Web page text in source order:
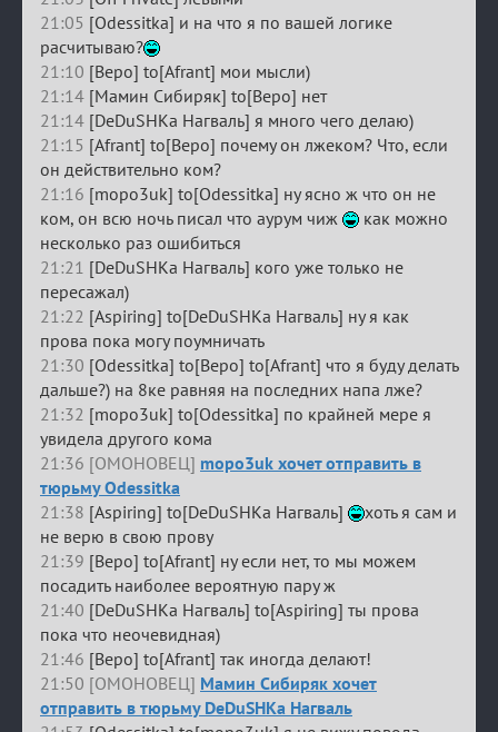
21:05 [Odessitka] и на что я по вашей логике
расчитываю?
21:10 [Веро] to[Afrant] мои мысли)
21:14 [Мамин Сибиряк] to[Веро] нет
21:14 [DeDuSHKa Нагваль] я много чего делаю)
21:15 [Afrant] to[Веро] почему он лжеком? Что, если
он действительно ком?
21:16 [mopo3uk] to[Odessitka] ну ясно ж что он не
ком, он всю ночь писал что аурум чиж
как можно
несколько раз ошибиться
21:21 [DeDuSHKa Нагваль] кого уже только не
пересажал)
21:22 [Aspiring] to[DeDuSHKa Нагваль] ну я как
прова пока могу поумничать
21:30 [Odessitka] to[Веро] to[Afrant] что я буду делать
дальше?) на 8ке равняя на последних напа лже?
21:32 [mopo3uk] to[Odessitka] по крайней мере я
увидела другого кома
21:36 [ОМОНОВЕЦ] mopo3uk хочет отправить в
тюрьму Odessitka
21:38 [Aspiring] to[DeDuSHKa Нагваль]
хоть я сам и
не верю в свою прову
21:39 [Веро] to[Afrant] ну если нет, то мы можем
посадить наиболее вероятную пару ж
21:40 [DeDuSHKa Нагваль] to[Aspiring] ты прова
пока что неочевидная)
21:46 [Веро] to[Afrant] так иногда делают!
21:50 [ОМОНОВЕЦ] Мамин Сибиряк хочет
отправить в тюрьму DeDuSHKa Нагваль